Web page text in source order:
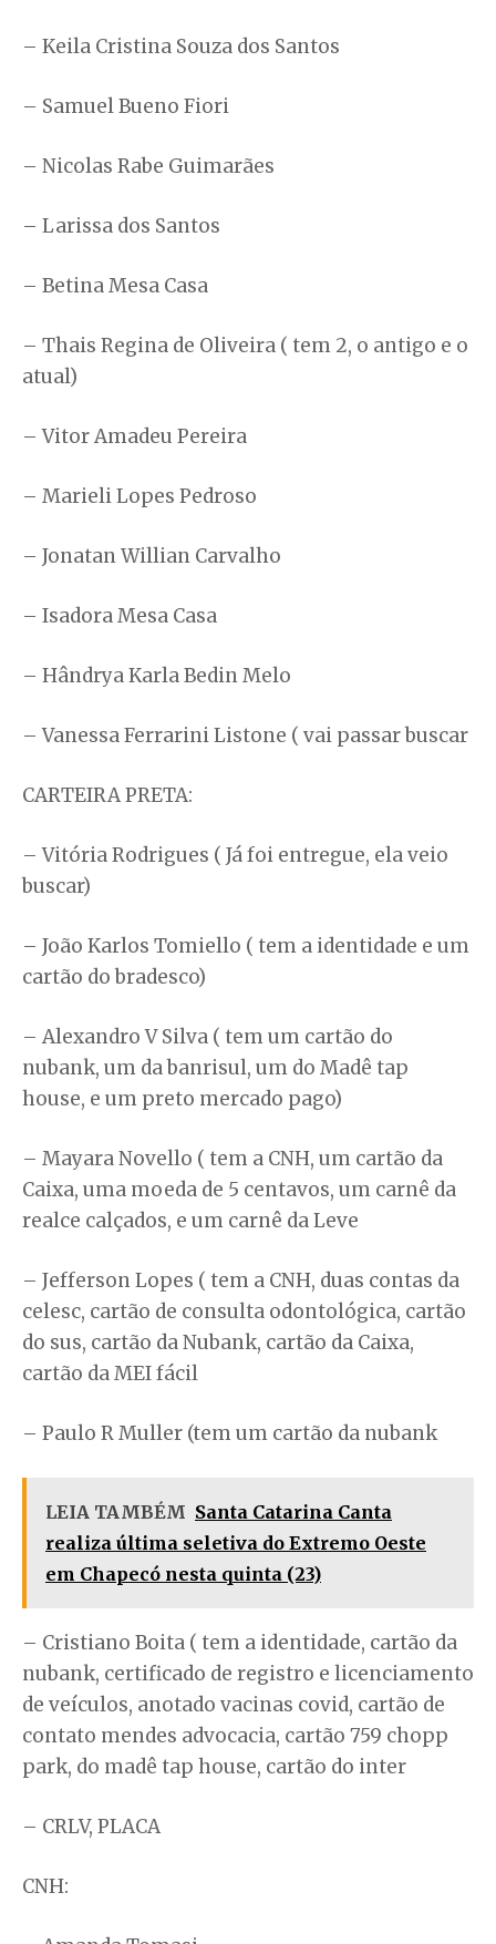
– Keila Cristina Souza dos Santos
– Samuel Bueno Fiori
– Nicolas Rabe Guimarães
– Larissa dos Santos
– Betina Mesa Casa
– Thais Regina de Oliveira ( tem 2, o antigo e o
atual)
– Vitor Amadeu Pereira
– Marieli Lopes Pedroso
– Jonatan Willian Carvalho
– Isadora Mesa Casa
– Hândrya Karla Bedin Melo
– Vanessa Ferrarini Listone ( vai passar buscar
CARTEIRA PRETA:
– Vitória Rodrigues ( Já foi entregue, ela veio
buscar)
– João Karlos Tomiello ( tem a identidade e um
cartão do bradesco)
– Alexandro V Silva ( tem um cartão do
nubank, um da banrisul, um do Madê tap
house, e um preto mercado pago)
– Mayara Novello ( tem a CNH, um cartão da
Caixa, uma moeda de 5 centavos, um carnê da
realce calçados, e um carnê da Leve
– Jefferson Lopes ( tem a CNH, duas contas da
celesc, cartão de consulta odontológica, cartão
do sus, cartão da Nubank, cartão da Caixa,
cartão da MEI fácil
– Paulo R Muller (tem um cartão da nubank
LEIA TAMBÉM Santa Catarina Canta
realiza última seletiva do Extremo Oeste
em Chapecó nesta quinta (23)
– Cristiano Boita ( tem a identidade, cartão da
nubank, certificado de registro e licenciamento
de veículos, anotado vacinas covid, cartão de
contato mendes advocacia, cartão 759 chopp
park, do madê tap house, cartão do inter
– CRLV, PLACA
CNH: